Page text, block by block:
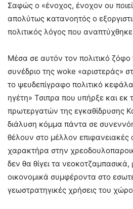
Σαφώς ο «ένοχος, ένοχον ου
απολύτως κατανοητός ο
πολιτικός λόγος που
Μέσα σε αυτόν τον πολιτικό
συνέδριο της woke «αριστεράς»
το ψευδεπίγραφο πολιτικό
ηγέτη» Τσιπρα που υπήρξε και
πρωτεργατών της εγκαθίδρυσης
διάλυση κόμμα πάντα σε
θέλουν στο μέλλον επιφανειακές
χαρακτήρα στην
δεν θα θίγει τα
οικονομικά συμφέροντα στο
γεωστρατηγικές χρήσεις του